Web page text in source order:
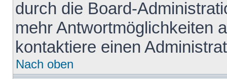
durch die Board-
mehr Antwortmöglichkeiten
kontaktiere einen
Nach oben